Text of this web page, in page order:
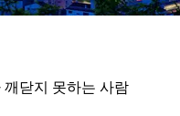
닫지 못하는 사람